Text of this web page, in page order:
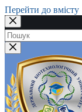
Перейти до вмісту
Немає
результатів